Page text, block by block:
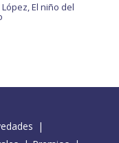
El niño del